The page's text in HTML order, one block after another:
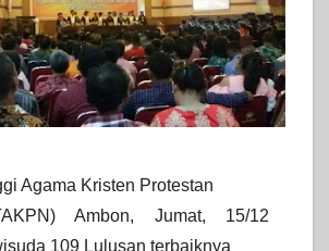
Agama Kristen Protestan
Ambon, Jumat, 15/12
109 Lulusan terbaiknya